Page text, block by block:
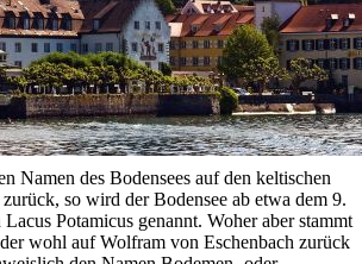
Namen des Bodensees auf den keltischen
so wird der Bodensee ab etwa dem 9.
Potamicus genannt. Woher aber stammt
wohl auf Wolfram von Eschenbach zurück